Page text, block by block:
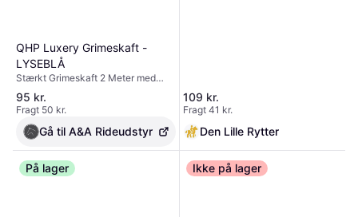
QHP Luxery Grimeskaft -
LYSEBLÅ
Stærkt Grimeskaft 2 Meter med
Kraftig Karabinhage Dette kraftige
grimeskaft er lavet i tykt, syntetisk
reb med en glat overflade og fås i
flere farver. Grimeskaftet er
udstyret med en kraftig musketon-
karabinhage i høj kvalitet, som
sikrer nem og sikker
95 kr.
Fragt 50 kr.
Gå til A&A Rideudstyr
109 kr.
Fragt 41 kr.
Den Lille Rytter
På lager Ikke på lager